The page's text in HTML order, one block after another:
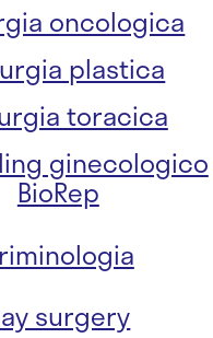
oncologica
plastica
toracica
ginecologico
BioRep
surgery